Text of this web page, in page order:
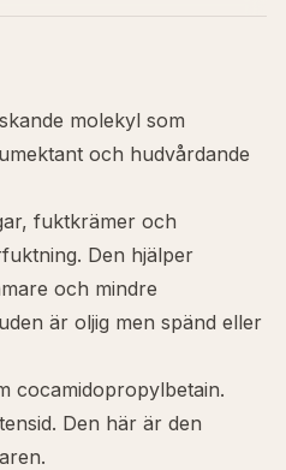
molekyl som
och hudvårdande
fuktkrämer och
Den hjälper
och mindre
är oljig men spänd eller
cocamidopropylbetain.
Den här är den